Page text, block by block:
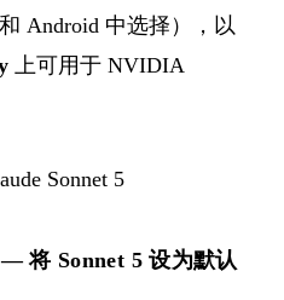
Android 中选择），以
上可用于 NVIDIA
Sonnet 5
将 Sonnet 5 设为默认